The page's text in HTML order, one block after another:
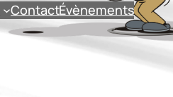
ContactÉvènements